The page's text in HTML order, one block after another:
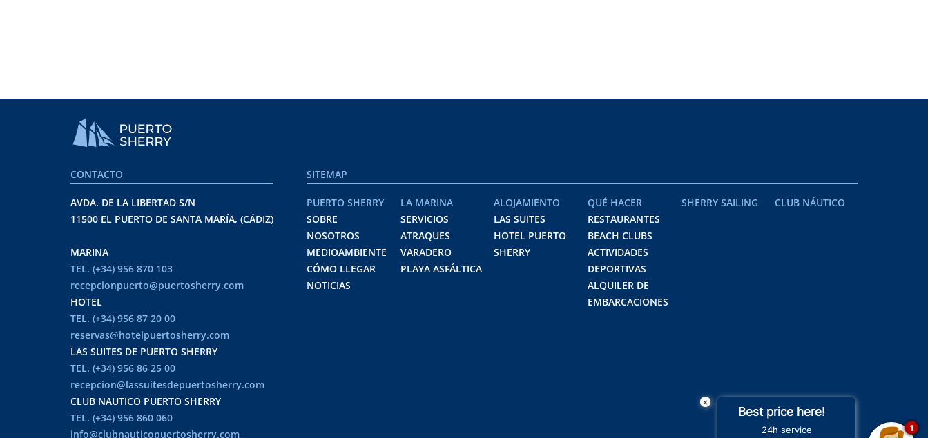
CONTACTO
AVDA. DE LA LIBERTAD S/N
11500 EL PUERTO DE SANTA MARÍA, (CÁDIZ)
MARINA
TEL. (+34) 956 870 103
recepcionpuerto@puertosherry.com
HOTEL
TEL. (+34) 956 87 20 00
reservas@hotelpuertosherry.com
LAS SUITES DE PUERTO SHERRY
TEL. (+34) 956 86 25 00
recepcion@lassuitesdepuertosherry.com
CLUB NAUTICO PUERTO SHERRY
TEL. (+34) 956 860 060
info@clubnauticopuertosherry.com
SITEMAP
PUERTO SHERRY
SOBRE
NOSOTROS
MEDIOAMBIENTE
CÓMO LLEGAR
NOTICIAS
LA MARINA
SERVICIOS
ATRAQUES
VARADERO
PLAYA ASFÁLTICA
ALOJAMIENTO
LAS SUITES
HOTEL PUERTO
SHERRY
QUÉ HACER
RESTAURANTES
BEACH CLUBS
ACTIVIDADES
DEPORTIVAS
ALQUILER DE
EMBARCACIONES
SHERRY SAILING CLUB NÁUTICO
×
Best price here!
24h service 1